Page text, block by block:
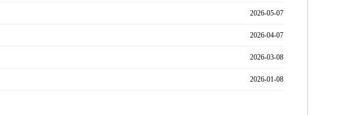
2026-05-07
2026-04-07
2026-03-08
2026-01-08